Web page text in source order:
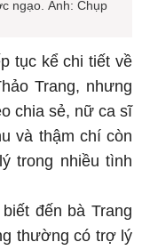
ngạo. Ảnh: Chụp
tục kể chi tiết về
Trang, nhưng
chia sẻ, nữ ca sĩ
và thậm chí còn
trong nhiều tình
đến bà Trang
thường có trợ lý